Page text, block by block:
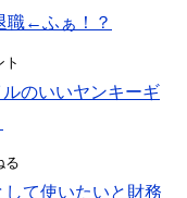
職←ふぁ！？
ルのいいヤンキーギ
る
て使いたいと財務